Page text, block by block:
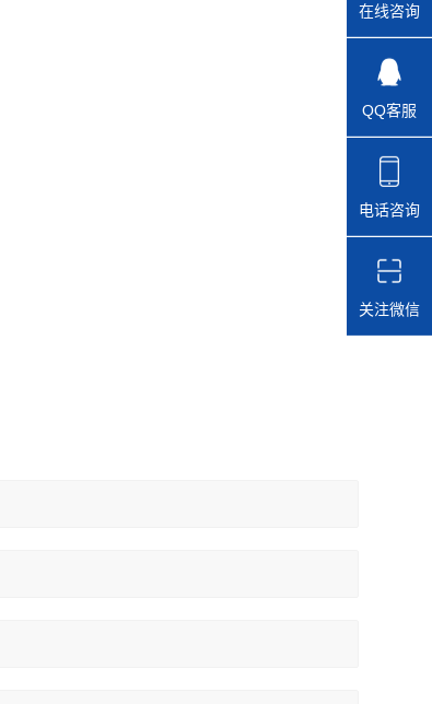
在线咨询
QQ客服
电话咨询
关注微信